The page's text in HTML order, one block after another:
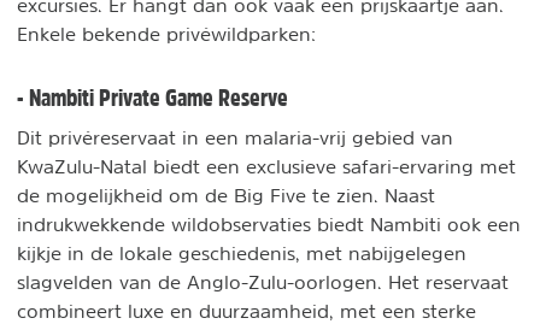
excursies. Er hangt dan ook vaak een prijskaartje aan.
Enkele bekende privéwildparken:
- Nambiti Private Game Reserve
Dit privéreservaat in een malaria-vrij gebied van
KwaZulu-Natal biedt een exclusieve safari-ervaring met
de mogelijkheid om de Big Five te zien. Naast
indrukwekkende wildobservaties biedt Nambiti ook een
kijkje in de lokale geschiedenis, met nabijgelegen
slagvelden van de Anglo-Zulu-oorlogen. Het reservaat
combineert luxe en duurzaamheid, met een sterke